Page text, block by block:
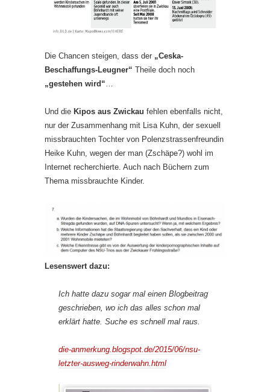
Die Chancen steigen, dass der „Ceska-
Beschaffungs-Leugner“ Theile doch noch
„gestehen wird“…
Und die Kipos aus Zwickau fehlen ebenfalls nicht,
nur der Zusammenhang mit Lisa Kuhn, der sexuell
missbrauchten Tochter von Polenzstrassenfreundin
Heike Kuhn, wegen der man (Zschäpe?) wohl im
Internet recherchierte. Auch nach Büchern zum
Thema missbrauchte Kinder.
Lesenswert dazu:
Ich hatte dazu sogar mal einen Blogbeitrag
geschrieben, wo ich das alles schon mal
erklärt hatte. Suche es schnell mal raus.
die-anmerkung.blogspot.de/2015/06/nsu-
letzter-ausweg-rinderwahn.html